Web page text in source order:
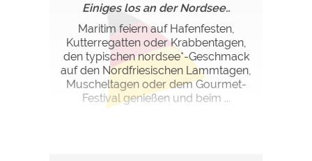
Einiges los an der Nordsee..
Maritim feiern auf Hafenfesten,
Kutterregatten oder Krabbentagen,
den typischen nordsee*-Geschmack
auf den Nordfriesischen Lammtagen,
Muscheltagen oder dem Gourmet-
Festival genießen und beim ...